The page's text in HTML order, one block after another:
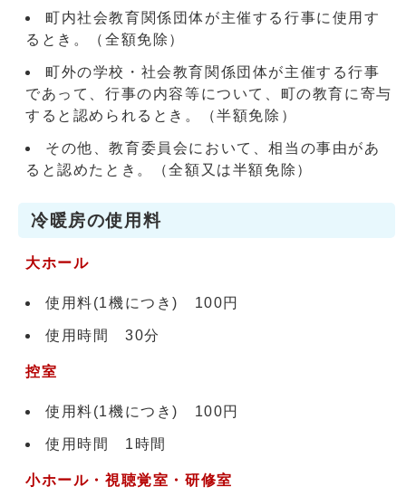
町内社会教育関係団体が主催する行事に使用す
るとき。（全額免除）
町外の学校・社会教育関係団体が主催する行事
であって、行事の内容等について、町の教育に寄与
すると認められるとき。（半額免除）
その他、教育委員会において、相当の事由があ
ると認めたとき。（全額又は半額免除）
冷暖房の使用料
大ホール
使用料(1機につき) 100円
使用時間 30分
控室
使用料(1機につき) 100円
使用時間 1時間
小ホール・視聴覚室・研修室